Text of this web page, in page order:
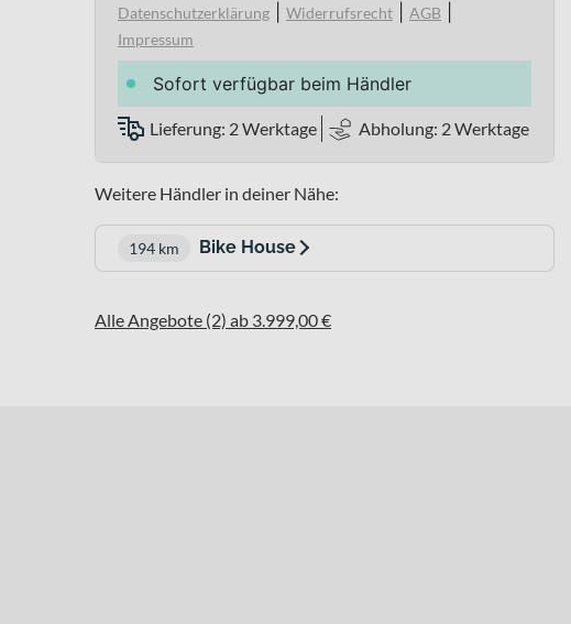
Datenschutzerklärung
Widerrufsrecht AGB
Impressum
Sofort verfügbar beim Händler
Lieferung: 2 Werktage Abholung: 2 Werktage
Weitere Händler in deiner Nähe:
194 km Bike House
Alle Angebote (2) ab 3.999,00 €